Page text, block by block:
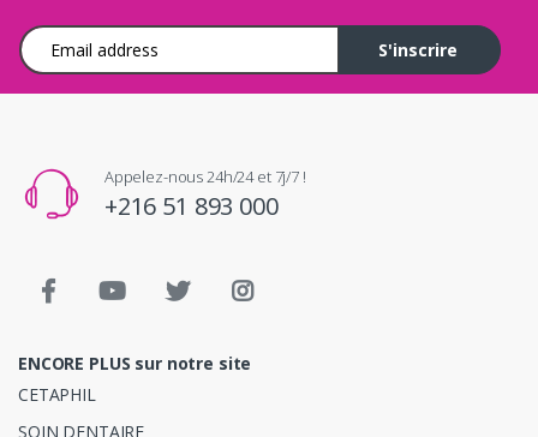
Adresse e-mail
S'inscrire
Appelez-nous 24h/24 et 7j/7 !
+216 51 893 000
ENCORE PLUS sur notre site
CETAPHIL
SOIN DENTAIRE